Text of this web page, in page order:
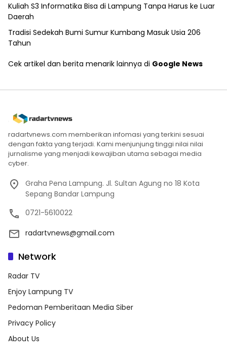
Kuliah S3 Informatika Bisa di Lampung Tanpa Harus ke Luar
Daerah
Tradisi Sedekah Bumi Sumur Kumbang Masuk Usia 206
Tahun
Cek artikel dan berita menarik lainnya di Google News
radartvnews.com memberikan infomasi yang terkini sesuai
dengan fakta yang terjadi. Kami menjunjung tinggi nilai nilai
jurnalisme yang menjadi kewajiban utama sebagai media
cyber.
Graha Pena Lampung. Jl. Sultan Agung no 18 Kota
Sepang Bandar Lampung
0721-5610022
radartvnews@gmail.com
Network
Radar TV
Enjoy Lampung TV
Pedoman Pemberitaan Media Siber
Privacy Policy
About Us